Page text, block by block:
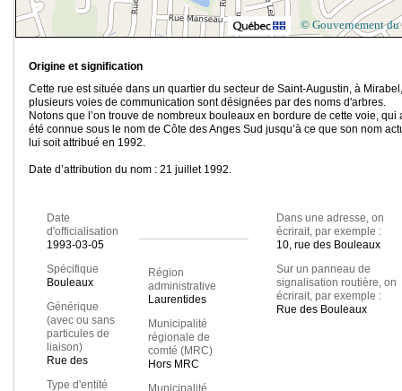
© Gouvernement du
Origine et signification
Cette rue est située dans un quartier du secteur de Saint-Augustin, à
plusieurs voies de communication sont désignées par des noms d'arbres.
Notons que l’on trouve de nombreux bouleaux en bordure de cette voie, qui
été connue sous le nom de Côte des Anges Sud jusqu’à ce que son nom
lui soit attribué en 1992.
Date d’attribution du nom : 21 juillet 1992.
Date
d'officialisation
1993-03-05
Spécifique
Bouleaux
Générique
(avec ou sans
particules de
liaison)
Rue des
Type d'entité
Région
administrative
Laurentides
Municipalité
régionale de
comté (MRC)
Hors MRC
Municipalité
Dans une adresse, on
écrirait, par exemple :
10, rue des Bouleaux
Sur un panneau de
signalisation routière, on
écrirait, par exemple :
Rue des Bouleaux